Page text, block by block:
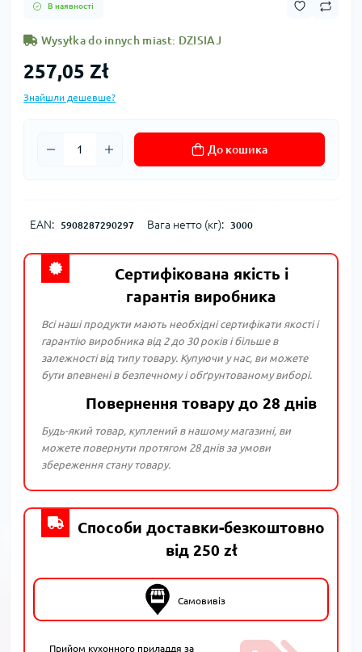
В наявності
Wysyłka do innych miast: DZISIAJ
257,05 Zł
Знайшли дешевше?
До кошика
EAN: 5908287290297 Вага нетто (кг): 3000
Сертифікована якість і
гарантія виробника
Всі наші продукти мають необхідні сертифікати якості і
гарантію виробника від 2 до 30 років і більше в
залежності від типу товару. Купуючи у нас, ви можете
бути впевнені в безпечному і обґрунтованому виборі.
Повернення товару до 28 днів
Будь-який товар, куплений в нашому магазині, ви
можете повернути протягом 28 днів за умови
збереження стану товару.
Способи доставки-безкоштовно
від 250 zł
Самовивіз
Прийом кухонного приладдя за